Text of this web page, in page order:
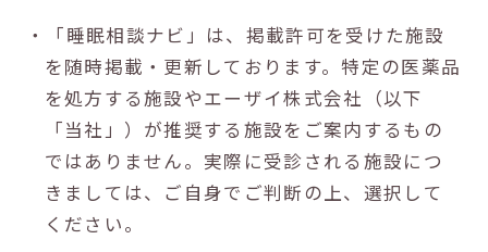
・「睡眠相談ナビ」は、掲載許可を受けた施設
を随時掲載・更新しております。特定の医薬品
を処方する施設やエーザイ株式会社（以下
「当社」）が推奨する施設をご案内するもの
ではありません。実際に受診される施設につ
きましては、ご自身でご判断の上、選択して
ください。